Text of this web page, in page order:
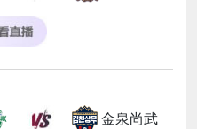
金泉尚武